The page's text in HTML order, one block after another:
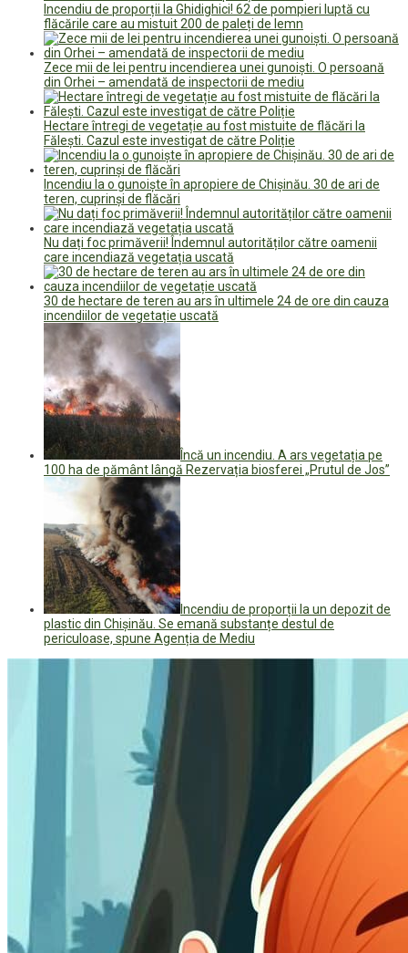
Incendiu de proporții la Ghidighici! 62 de pompieri luptă cu
flăcările care au mistuit 200 de paleți de lemn
Zece mii de lei pentru incendierea unei gunoiști. O persoană
din Orhei – amendată de inspectorii de mediu
Hectare întregi de vegetație au fost mistuite de flăcări la
Fălești. Cazul este investigat de către Poliție
Incendiu la o gunoiște în apropiere de Chișinău. 30 de ari de
teren, cuprinși de flăcări
Nu dați foc primăverii! Îndemnul autorităților către oamenii
care incendiază vegetația uscată
30 de hectare de teren au ars în ultimele 24 de ore din cauza
incendiilor de vegetație uscată
Încă un incendiu. A ars vegetația pe
100 ha de pământ lângă Rezervația biosferei „Prutul de Jos”
Incendiu de proporții la un depozit de
plastic din Chișinău. Se emană substanțe destul de
periculoase, spune Agenția de Mediu